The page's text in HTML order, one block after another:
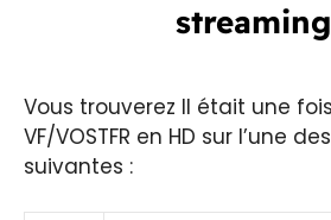
Vous trouverez Il était une
VF/VOSTFR en HD sur l’une
suivantes :